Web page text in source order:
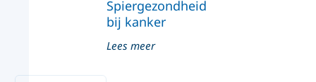
Spiergezondheid
bij kanker
Lees meer